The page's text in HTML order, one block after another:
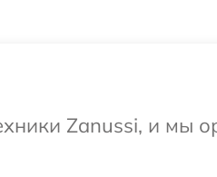
Zanussi, и мы